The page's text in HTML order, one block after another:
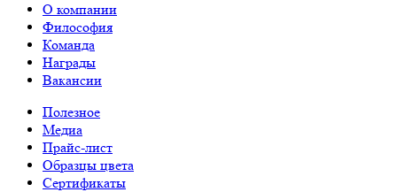
О компании
Философия
Команда
Награды
Вакансии
Полезное
Медиа
Прайс-лист
Образцы цвета
Сертификаты